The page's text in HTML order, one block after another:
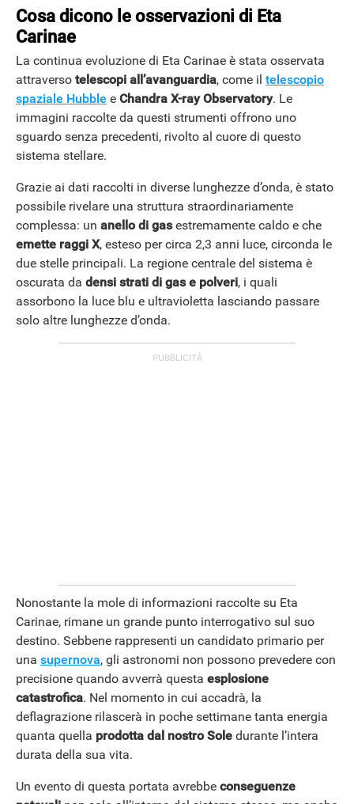
Cosa dicono le osservazioni di Eta
Carinae
La continua evoluzione di Eta Carinae è stata osservata
attraverso telescopi all’avanguardia, come il telescopio
spaziale Hubble e Chandra X-ray Observatory. Le
immagini raccolte da questi strumenti offrono uno
sguardo senza precedenti, rivolto al cuore di questo
sistema stellare.
Grazie ai dati raccolti in diverse lunghezze d’onda, è stato
possibile rivelare una struttura straordinariamente
complessa: un anello di gasestremamente caldo e che
emette raggi X, esteso per circa 2,3 anni luce, circonda le
due stelle principali. La regione centrale del sistema è
oscurata da densi strati di gas e polveri, i quali
assorbono la luce blu e ultravioletta lasciando passare
solo altre lunghezze d’onda.
Nonostante la mole di informazioni raccolte su Eta
Carinae, rimane un grande punto interrogativo sul suo
destino. Sebbene rappresenti un candidato primario per
una supernova, gli astronomi non possono prevedere con
precisione quando avverrà questa esplosione
catastrofica. Nel momento in cui accadrà, la
deflagrazione rilascerà in poche settimane tanta energia
quanta quella prodotta dal nostro Sole durante l’intera
durata della sua vita.
Un evento di questa portata avrebbe conseguenze